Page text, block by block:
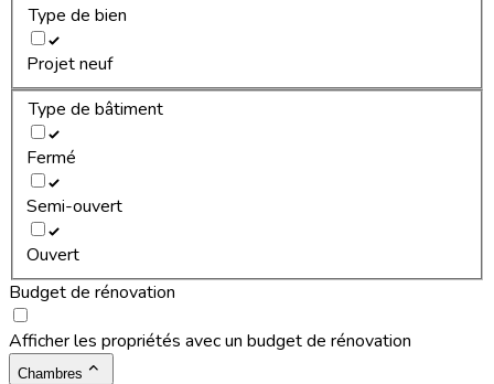
Type de bien
Projet neuf
Type de bâtiment
Fermé
Semi-ouvert
Ouvert
Budget de rénovation
Afficher les propriétés avec un budget de rénovation
Chambres